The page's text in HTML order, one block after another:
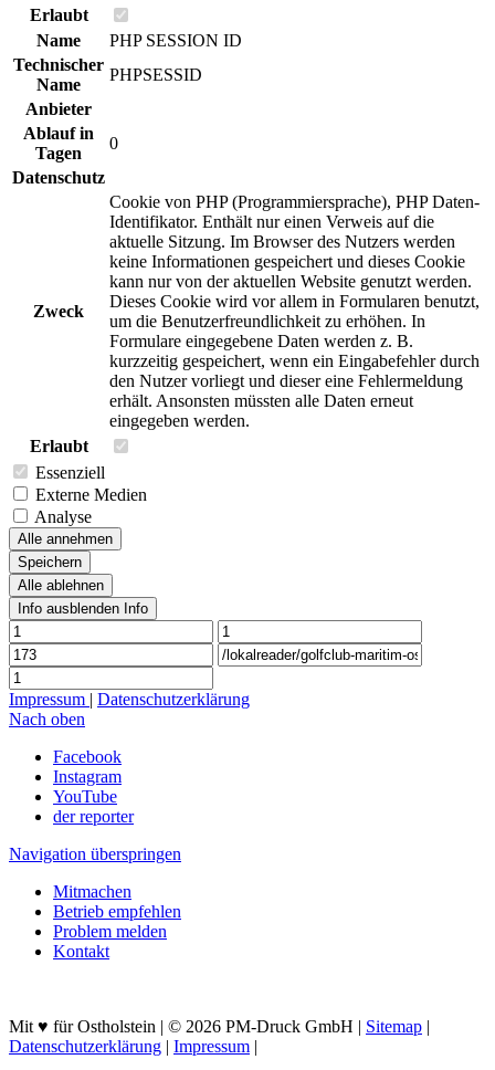
Erlaubt
Name
PHP SESSION ID
Technischer
Name
PHPSESSID
Anbieter
Ablauf in
Tagen
0
Datenschutz
Zweck
Cookie von PHP (Programmiersprache), PHP Daten-
Identifikator. Enthält nur einen Verweis auf die
aktuelle Sitzung. Im Browser des Nutzers werden
keine Informationen gespeichert und dieses Cookie
kann nur von der aktuellen Website genutzt werden.
Dieses Cookie wird vor allem in Formularen benutzt,
um die Benutzerfreundlichkeit zu erhöhen. In
Formulare eingegebene Daten werden z. B.
kurzzeitig gespeichert, wenn ein Eingabefehler durch
den Nutzer vorliegt und dieser eine Fehlermeldung
erhält. Ansonsten müssten alle Daten erneut
eingegeben werden.
Erlaubt
Essenziell
Externe Medien
Analyse
Alle annehmen
Speichern
Alle ablehnen
Info ausblenden Info
Impressum | Datenschutzerklärung
Nach oben
Facebook
Instagram
YouTube
der reporter
Navigation überspringen
Mitmachen
Betrieb empfehlen
Problem melden
Kontakt
Mit ♥ für Ostholstein | © 2026 PM-Druck GmbH | Sitemap |
Datenschutzerklärung | Impressum |